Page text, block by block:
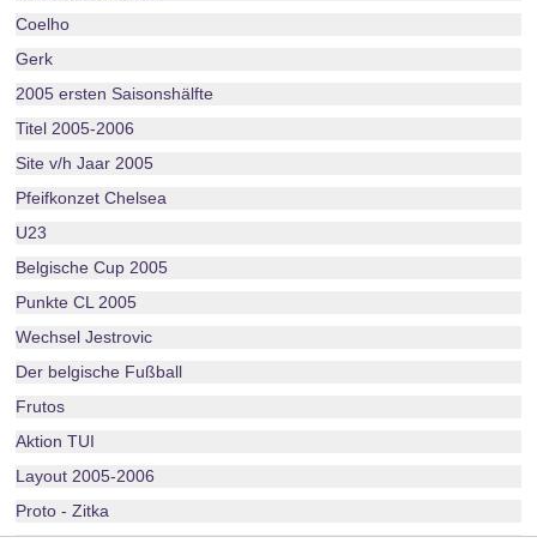
Coelho
Gerk
2005 ersten Saisonshälfte
Titel 2005-2006
Site v/h Jaar 2005
Pfeifkonzet Chelsea
U23
Belgische Cup 2005
Punkte CL 2005
Wechsel Jestrovic
Der belgische Fußball
Frutos
Aktion TUI
Layout 2005-2006
Proto - Zitka